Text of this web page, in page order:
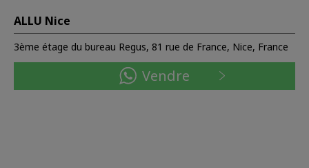
ALLU Nice
3ème étage du bureau Regus, 81 rue de France, Nice, France
Vendre